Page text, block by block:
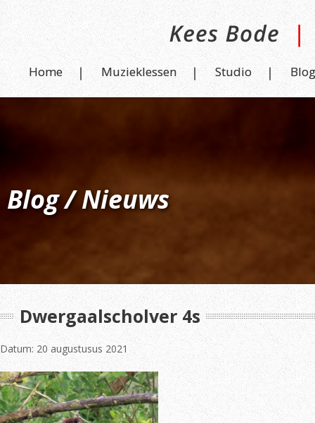
Home Muzieklessen Studio Blog
Blog / Nieuws
Dwergaalscholver 4s
Datum: 20 augustusus 2021